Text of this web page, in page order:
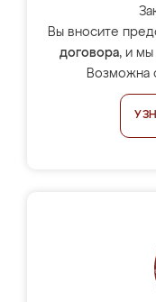
Вы вносите
договора, и мы
Возможна